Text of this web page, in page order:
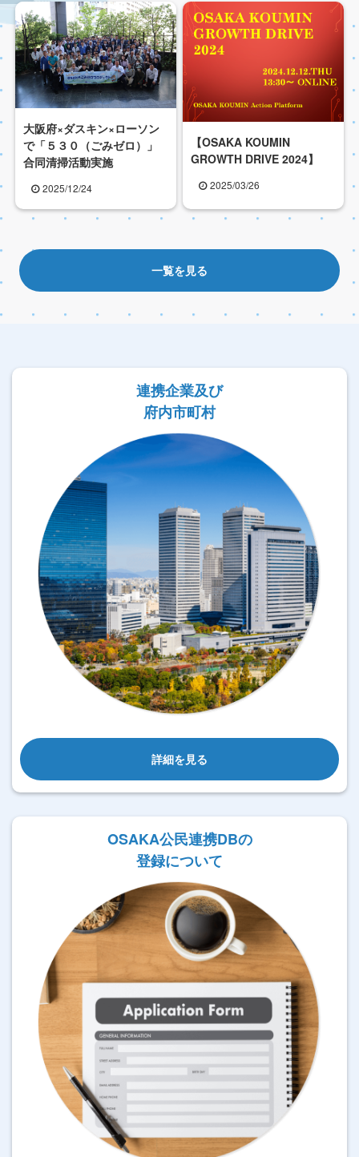
大阪府×ダスキン×ローソン
で「５３０（ごみゼロ）」
合同清掃活動実施
2025/12/24
【OSAKA KOUMIN
GROWTH DRIVE 2024】
2025/03/26
一覧を見る
連携企業及び
府内市町村
詳細を見る
OSAKA公民連携DBの
登録について